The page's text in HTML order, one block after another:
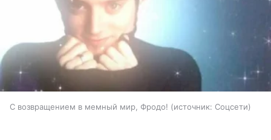
С возвращением в мемный мир, Фродо! источник: Соцсети